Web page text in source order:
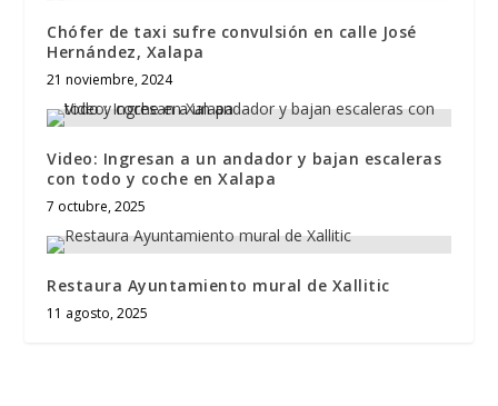
Chófer de taxi sufre convulsión en calle José
Hernández, Xalapa
21 noviembre, 2024
Video: Ingresan a un andador y bajan escaleras
con todo y coche en Xalapa
7 octubre, 2025
Restaura Ayuntamiento mural de Xallitic
11 agosto, 2025